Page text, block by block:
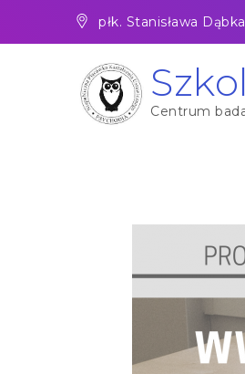
płk. Stanisława
Centrum